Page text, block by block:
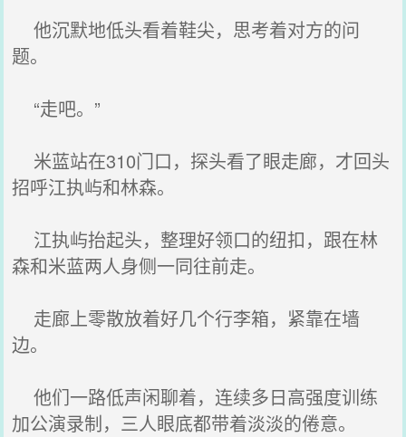
他沉默地低头看着鞋尖，思考着对方的问
题。
“走吧。”
米蓝站在310门口，探头看了眼走廊，才回头
招呼江执屿和林森。
江执屿抬起头，整理好领口的纽扣，跟在林
森和米蓝两人身侧一同往前走。
走廊上零散放着好几个行李箱，紧靠在墙
边。
他们一路低声闲聊着，连续多日高强度训练
加公演录制，三人眼底都带着淡淡的倦意。